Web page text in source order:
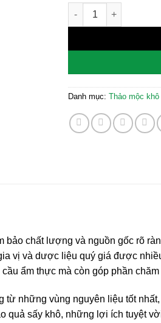
Chỗ bán thảo quả
Danh mục: Thảo mộc khô
bảo chất lượng và nguồn gốc rõ
vị và dược liệu quý giá được
ẩm thực mà còn góp phần
những vùng nguyên liệu tốt
quả sấy khô, những lợi ích tuyệt